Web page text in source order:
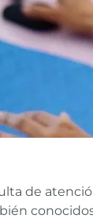
de